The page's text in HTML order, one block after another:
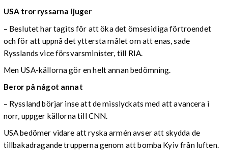
USA tror ryssarna ljuger
– Beslutet har tagits för att öka det ömsesidiga förtroendet
och för att uppnå det yttersta målet om att enas, sade
Rysslands vice försvarsminister, till RIA.
Men USA-källorna gör en helt annan bedömning.
Beror på något annat
– Ryssland börjar inse att de misslyckats med att avancera i
norr, uppger källorna till CNN.
USA bedömer vidare att ryska armén avser att skydda de
tillbakadragande trupperna genom att bomba Kyiv från luften.